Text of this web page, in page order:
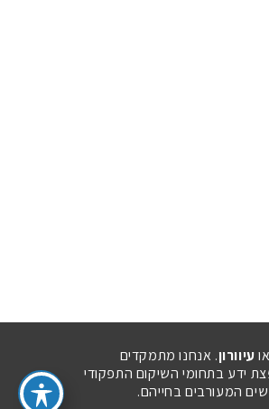
אועיוורון. אנחנו מתמקדים
ידע בתחומי השיקום התפקודי
המעורבים בחייהם.